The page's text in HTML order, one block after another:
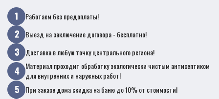
Работаем без предоплаты!
Выезд на заключение договора - бесплатно!
Доставка в любую точку центрального региона!
Материал проходит обработку экологически чистым антисептиком
для внутренних и наружных работ!
При заказе дома скидка на баню до 10% от стоимости!